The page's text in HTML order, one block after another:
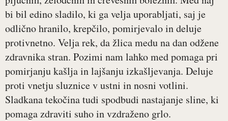
bi bil edino sladilo, ki ga velja uporabljati, saj je
odlično hranilo, krepčilo, pomirjevalo in deluje
protivnetno. Velja rek, da žlica medu na dan odžene
zdravnika stran. Pozimi nam lahko med pomaga pri
pomirjanju kašlja in lajšanju izkašljevanja. Deluje
proti vnetju sluznice v ustni in nosni votlini.
Sladkana tekočina tudi spodbudi nastajanje sline, ki
pomaga zdraviti suho in vzdraženo grlo.